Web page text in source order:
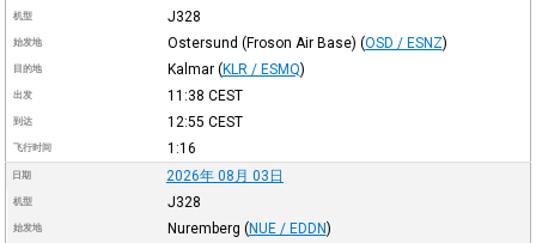
机型 J328
始发地 Ostersund (Froson Air Base) (OSD / ESNZ)
目的地 Kalmar (KLR / ESMQ)
出发 11:38 CEST
到达 12:55 CEST
飞行时间 1:16
日期 2026年 08月 03日
机型 J328
始发地 Nuremberg (NUE / EDDN)